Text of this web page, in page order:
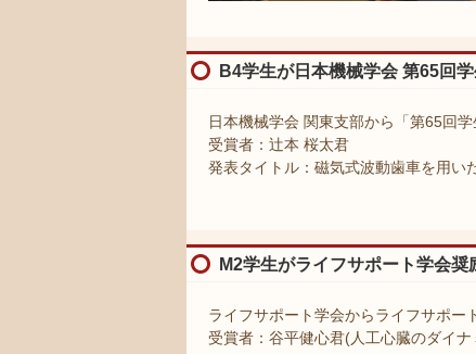
B4学生が日本機械学会 第65回
日本機械学会 関東支部から「第65回
受賞者：辻本 桜太君
発表タイトル：磁気式波動歯車を用い
M2学生がライフサポート学会奨
ライフサポート学会からライフサポー
受賞者：谷平健心君(人工心臓のダイ